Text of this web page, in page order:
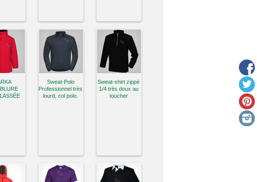
Sweat-Polo
Professionnel très
lourd, col polo.
Sweat-shirt zippé
1/4 très doux au
toucher